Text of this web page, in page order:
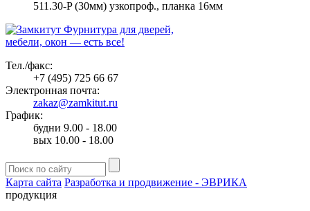
511.30-P (30мм) узкопроф., планка 16мм
Фурнитура для дверей,
мебели, окон — есть все!
Тел./факс:
+7 (495) 725 66 67
Электронная почта:
zakaz@zamkitut.ru
График:
будни 9.00 - 18.00
вых 10.00 - 18.00
Карта сайта Разработка и продвижение - ЭВРИКА
продукция